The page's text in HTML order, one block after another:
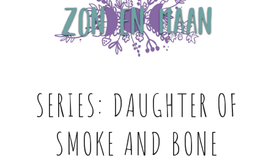
SERIES: DAUGHTER OF
SMOKE AND BONE